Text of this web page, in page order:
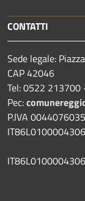
CONTATTI
Sede legale:
CAP 42046
Tel: 0522 213700
Pec:
P.IVA